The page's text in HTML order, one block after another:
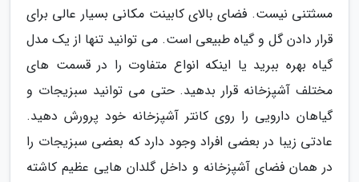
مسثتنی نیست. فضای بالای کابینت مکانی بسیار عالی برای
قرار دادن گل و گیاه طبیعی است. می توانید تنها از یک مدل
گیاه بهره ببرید یا اینکه انواع متفاوت را در قسمت های
مختلف آشپزخانه قرار بدهید. حتی می توانید سبزیجات و
گیاهان دارویی را روی کانتر آشپزخانه خود پرورش دهید.
عادتی زیبا در بعضی افراد وجود دارد که بعضی سبزیجات را
در همان فضای آشپزخانه و داخل گلدان هایی عظیم کاشته